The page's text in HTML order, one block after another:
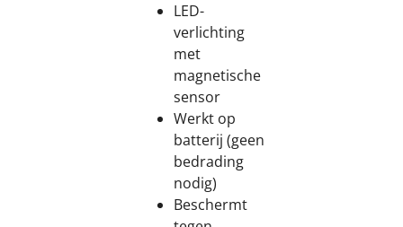
LED-
verlichting
met
magnetische
sensor
Werkt op
batterij (geen
bedrading
nodig)
Beschermt